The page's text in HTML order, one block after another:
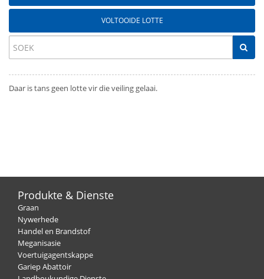
VOLTOOIDE LOTTE
Daar is tans geen lotte vir die veiling gelaai.
Produkte & Dienste
Graan
Nywerhede
Handel en Brandstof
Meganisasie
Voertuigagentskappe
Gariep Abattoir